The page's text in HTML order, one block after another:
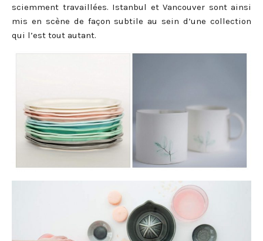
sciemment travaillées. Istanbul et Vancouver sont ainsi
mis en scène de façon subtile au sein d’une collection
qui l’est tout autant.